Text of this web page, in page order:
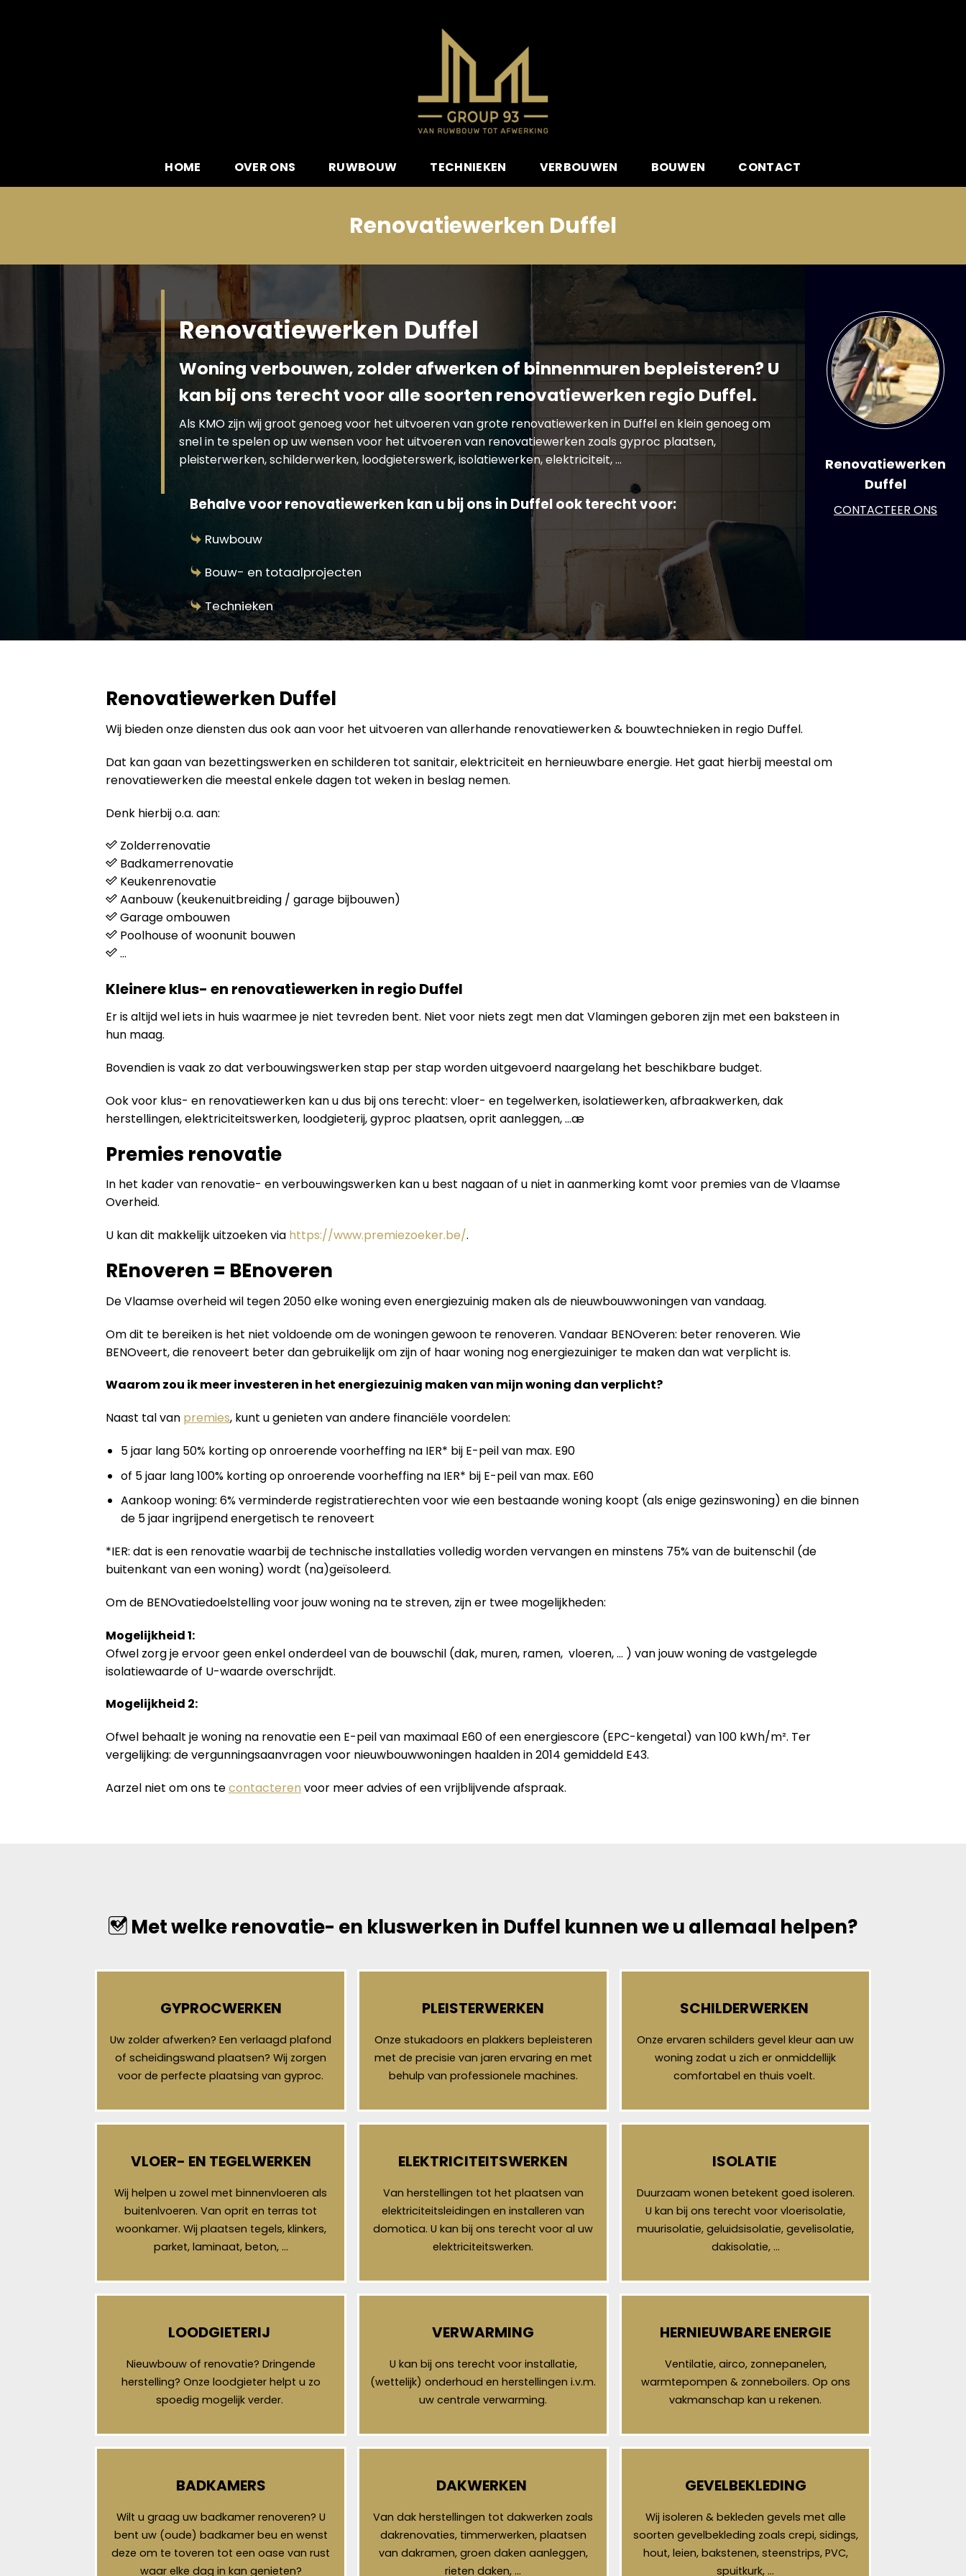
HOME OVER ONS RUWBOUW TECHNIEKEN VERBOUWEN BOUWEN CONTACT
Renovatiewerken Duffel
Renovatiewerken Duffel
Woning verbouwen, zolder afwerken of binnenmuren bepleisteren? U
kan bij ons terecht voor alle soorten renovatiewerken regio Duffel.
Als KMO zijn wij groot genoeg voor het uitvoeren van grote renovatiewerken in Duffel en klein genoeg om
snel in te spelen op uw wensen voor het uitvoeren van renovatiewerken zoals gyproc plaatsen,
pleisterwerken, schilderwerken, loodgieterswerk, isolatiewerken, elektriciteit, …
Behalve voor renovatiewerken kan u bij ons in Duffel ook terecht voor:
Ruwbouw
Bouw- en totaalprojecten
Technieken
Renovatiewerken
Duffel
CONTACTEER ONS
Renovatiewerken Duffel
Wij bieden onze diensten dus ook aan voor het uitvoeren van allerhande renovatiewerken & bouwtechnieken in regio Duffel.
Dat kan gaan van bezettingswerken en schilderen tot sanitair, elektriciteit en hernieuwbare energie. Het gaat hierbij meestal om
renovatiewerken die meestal enkele dagen tot weken in beslag nemen.
Denk hierbij o.a. aan:
Zolderrenovatie
Badkamerrenovatie
Keukenrenovatie
Aanbouw (keukenuitbreiding / garage bijbouwen)
Garage ombouwen
Poolhouse of woonunit bouwen
…
Kleinere klus- en renovatiewerken in regio Duffel
Er is altijd wel iets in huis waarmee je niet tevreden bent. Niet voor niets zegt men dat Vlamingen geboren zijn met een baksteen in
hun maag.
Bovendien is vaak zo dat verbouwingswerken stap per stap worden uitgevoerd naargelang het beschikbare budget.
Ook voor klus- en renovatiewerken kan u dus bij ons terecht: vloer- en tegelwerken, isolatiewerken, afbraakwerken, dak
herstellingen, elektriciteitswerken, loodgieterij, gyproc plaatsen, oprit aanleggen, …æ
Premies renovatie
In het kader van renovatie- en verbouwingswerken kan u best nagaan of u niet in aanmerking komt voor premies van de Vlaamse
Overheid.
U kan dit makkelijk uitzoeken via https://www.premiezoeker.be/.
REnoveren = BEnoveren
De Vlaamse overheid wil tegen 2050 elke woning even energiezuinig maken als de nieuwbouwwoningen van vandaag.
Om dit te bereiken is het niet voldoende om de woningen gewoon te renoveren. Vandaar BENOveren: beter renoveren. Wie
BENOveert, die renoveert beter dan gebruikelijk om zijn of haar woning nog energiezuiniger te maken dan wat verplicht is.
Waarom zou ik meer investeren in het energiezuinig maken van mijn woning dan verplicht?
Naast tal van premies, kunt u genieten van andere financiële voordelen:
5 jaar lang 50% korting op onroerende voorheffing na IER* bij E-peil van max. E90
of 5 jaar lang 100% korting op onroerende voorheffing na IER* bij E-peil van max. E60
Aankoop woning: 6% verminderde registratierechten voor wie een bestaande woning koopt (als enige gezinswoning) en die binnen
de 5 jaar ingrijpend energetisch te renoveert
*IER: dat is een renovatie waarbij de technische installaties volledig worden vervangen en minstens 75% van de buitenschil (de
buitenkant van een woning) wordt (na)geïsoleerd.
Om de BENOvatiedoelstelling voor jouw woning na te streven, zijn er twee mogelijkheden:
Mogelijkheid 1:
Ofwel zorg je ervoor geen enkel onderdeel van de bouwschil (dak, muren, ramen, vloeren, … ) van jouw woning de vastgelegde
isolatiewaarde of U-waarde overschrijdt.
Mogelijkheid 2:
Ofwel behaalt je woning na renovatie een E-peil van maximaal E60 of een energiescore (EPC-kengetal) van 100 kWh/m². Ter
vergelijking: de vergunningsaanvragen voor nieuwbouwwoningen haalden in 2014 gemiddeld E43.
Aarzel niet om ons tecontacteren voor meer advies of een vrijblijvende afspraak.
Met welke renovatie- en kluswerken in Duffel kunnen we u allemaal helpen?
GYPROCWERKEN
Uw zolder afwerken? Een verlaagd plafond
of scheidingswand plaatsen? Wij zorgen
voor de perfecte plaatsing van gyproc.
PLEISTERWERKEN
Onze stukadoors en plakkers bepleisteren
met de precisie van jaren ervaring en met
behulp van professionele machines.
SCHILDERWERKEN
Onze ervaren schilders gevel kleur aan uw
woning zodat u zich er onmiddellijk
comfortabel en thuis voelt.
VLOER- EN TEGELWERKEN
Wij helpen u zowel met binnenvloeren als
buitenlvoeren. Van oprit en terras tot
woonkamer. Wij plaatsen tegels, klinkers,
parket, laminaat, beton, …
ELEKTRICITEITSWERKEN
Van herstellingen tot het plaatsen van
elektriciteitsleidingen en installeren van
domotica. U kan bij ons terecht voor al uw
elektriciteitswerken.
ISOLATIE
Duurzaam wonen betekent goed isoleren.
U kan bij ons terecht voor vloerisolatie,
muurisolatie, geluidsisolatie, gevelisolatie,
dakisolatie, …
LOODGIETERIJ
Nieuwbouw of renovatie? Dringende
herstelling? Onze loodgieter helpt u zo
spoedig mogelijk verder.
VERWARMING
U kan bij ons terecht voor installatie,
(wettelijk) onderhoud en herstellingen i.v.m.
uw centrale verwarming.
HERNIEUWBARE ENERGIE
Ventilatie, airco, zonnepanelen,
warmtepompen & zonneboilers. Op ons
vakmanschap kan u rekenen.
BADKAMERS
Wilt u graag uw badkamer renoveren? U
bent uw (oude) badkamer beu en wenst
deze om te toveren tot een oase van rust
waar elke dag in kan genieten?
DAKWERKEN
Van dak herstellingen tot dakwerken zoals
dakrenovaties, timmerwerken, plaatsen
van dakramen, groen daken aanleggen,
rieten daken, …
GEVELBEKLEDING
Wij isoleren & bekleden gevels met alle
soorten gevelbekleding zoals crepi, sidings,
hout, leien, bakstenen, steenstrips, PVC,
spuitkurk, …